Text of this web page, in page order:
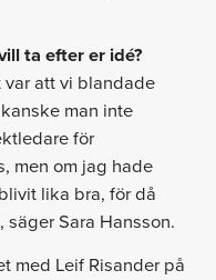
ta efter er idé?
att vi blandade
man inte
för
men om jag hade
lika bra, för då
Sara Hansson.
med Leif Risander på